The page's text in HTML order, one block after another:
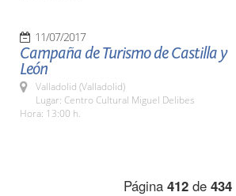
11/07/2017
Campaña de Turismo de Castilla y
León
Valladolid (Valladolid)
Lugar: Centro Cultural Miguel Delibes
Hora: 13:00 h.
Página 412de 434